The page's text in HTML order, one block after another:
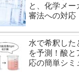
と、化学メー
審法への対応
水で希釈した
を予測！酸と
応の簡単シミ